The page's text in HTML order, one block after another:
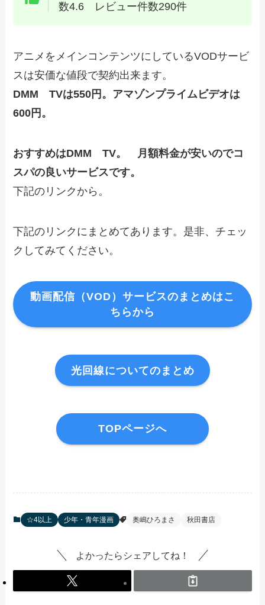
数4.6 レビュー件数290件
アニメをメインコンテンツにしているVODサービ
スは安価な値段で契約出来ます。
DMM TVは550円。アマゾンプライムビデオは
600円。
おすすめはDMM TV。 月額料金が安いのでコ
スパの良いサービスです。
下記のリンクから。
下記のリンクにまとめてあります。是非、チェッ
クしてみてください。
動画配信（VOD）サービスのまとめはこ
ちらから
光回線についてのまとめ
TOPページへ
☆4以上 少年・青年漫画 奥嶋ひろまさ 秋田書店
よかったらシェアしてね！